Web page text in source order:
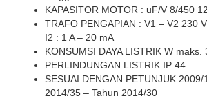
KAPASITOR MOTOR : uF/V 8/450
TRAFO PENGAPIAN : V1 – V2 230
I2 : 1 A – 20 mA
KONSUMSI DAYA LISTRIK W
PERLINDUNGAN LISTRIK IP 44
SESUAI DENGAN PETUNJUK
2014/35 – Tahun 2014/30